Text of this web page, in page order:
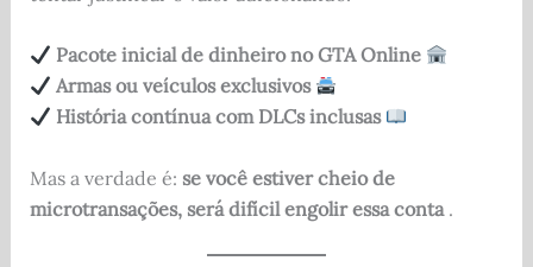
Pacote inicial de dinheiro no GTA Online
Armas ou veículos exclusivos
História contínua com DLCs inclusas
Mas a verdade é: se você estiver cheio de
microtransações, será difícil engolir essa conta.